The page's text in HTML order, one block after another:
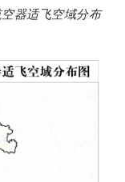
器适飞空域分布